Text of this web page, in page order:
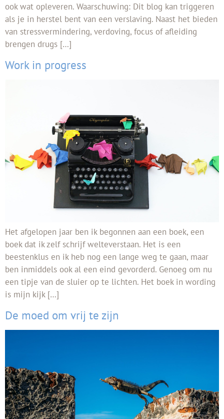
ook wat opleveren. Waarschuwing: Dit blog kan triggeren
als je in herstel bent van een verslaving. Naast het bieden
van stressvermindering, verdoving, focus of afleiding
brengen drugs […]
Work in progress
Het afgelopen jaar ben ik begonnen aan een boek, een
boek dat ik zelf schrijf welteverstaan. Het is een
beestenklus en ik heb nog een lange weg te gaan, maar
ben inmiddels ook al een eind gevorderd. Genoeg om nu
een tipje van de sluier op te lichten. Het boek in wording
is mijn kijk […]
De moed om vrij te zijn